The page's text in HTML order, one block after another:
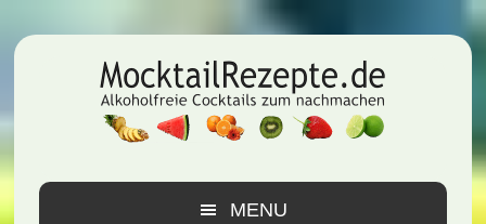
Hauptnavigation
Inhalt
Seitenspalte
MENU